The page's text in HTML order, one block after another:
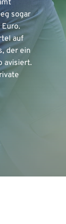
sogar
auf
der ein
avisiert.